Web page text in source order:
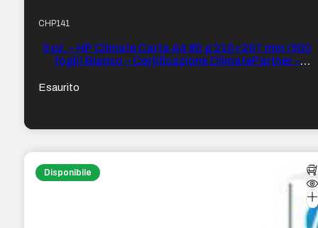
CHP141
5 pz. – HP Climate Carta A4 80 g 210×297 mm (500
fogli) Bianco – Certificazione ClimatePartner –
Esaurito
Disponibile